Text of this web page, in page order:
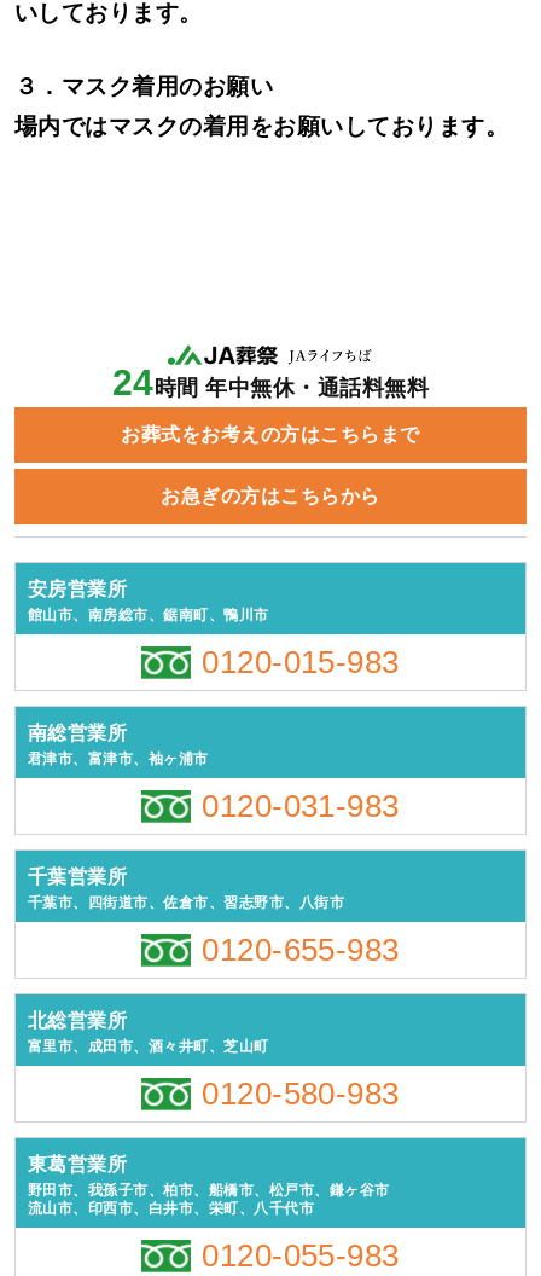
いしております。
３．マスク着用のお願い
場内ではマスクの着用をお願いしております。
24時間 年中無休・通話料無料
お葬式をお考えの方はこちらまで
お急ぎの方はこちらから
安房営業所
館山市、南房総市、鋸南町、鴨川市
0120-015-983
南総営業所
君津市、富津市、袖ヶ浦市
0120-031-983
千葉営業所
千葉市、四街道市、佐倉市、習志野市、八街市
0120-655-983
北総営業所
富里市、成田市、酒々井町、芝山町
0120-580-983
東葛営業所
野田市、我孫子市、柏市、船橋市、松戸市、鎌ヶ谷市
流山市、印西市、白井市、栄町、八千代市
0120-055-983